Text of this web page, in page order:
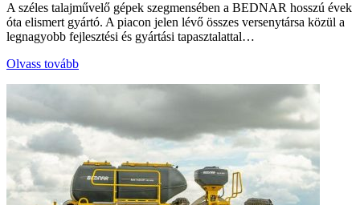
A széles talajművelő gépek szegmensében a BEDNAR hosszú évek
óta elismert gyártó. A piacon jelen lévő összes versenytársa közül a
legnagyobb fejlesztési és gyártási tapasztalattal…
Olvass tovább